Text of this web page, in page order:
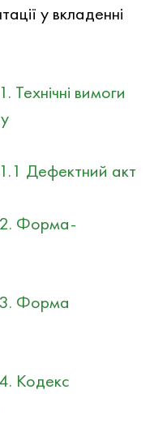
у вкладеннi
вимоги
Дефектний акт
Форма-
Форма
Кодекс